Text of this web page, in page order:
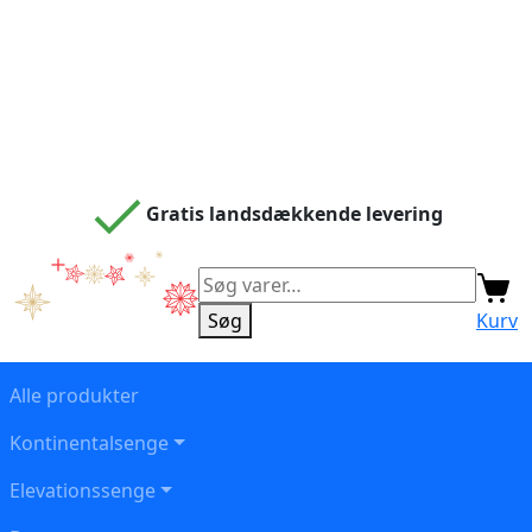
Gratis landsdækkende levering
Søg
efter:
Søg Kurv
Alle produkter
Kontinentalsenge
Elevationssenge